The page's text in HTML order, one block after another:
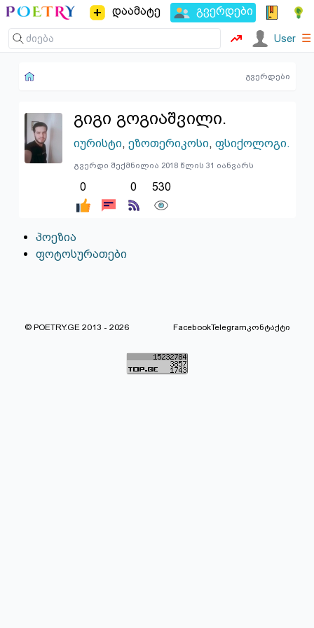
დაამატე გვერდები
User ☰
გვერდები
გიგი გოგიაშვილი.
იურისტი, ეზოთერიკოსი, ფსიქოლოგი.
გვერდი შექმნილია 2018 წლის 31 იანვარს
0 0 530
პოეზია
ფოტოსურათები
© POETRY.GE 2013 - 2026 FacebookTelegramკონტაქტი